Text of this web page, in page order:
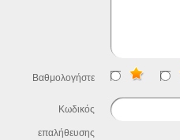
Βαθμολογήστε
Κωδικός
επαλήθευσης